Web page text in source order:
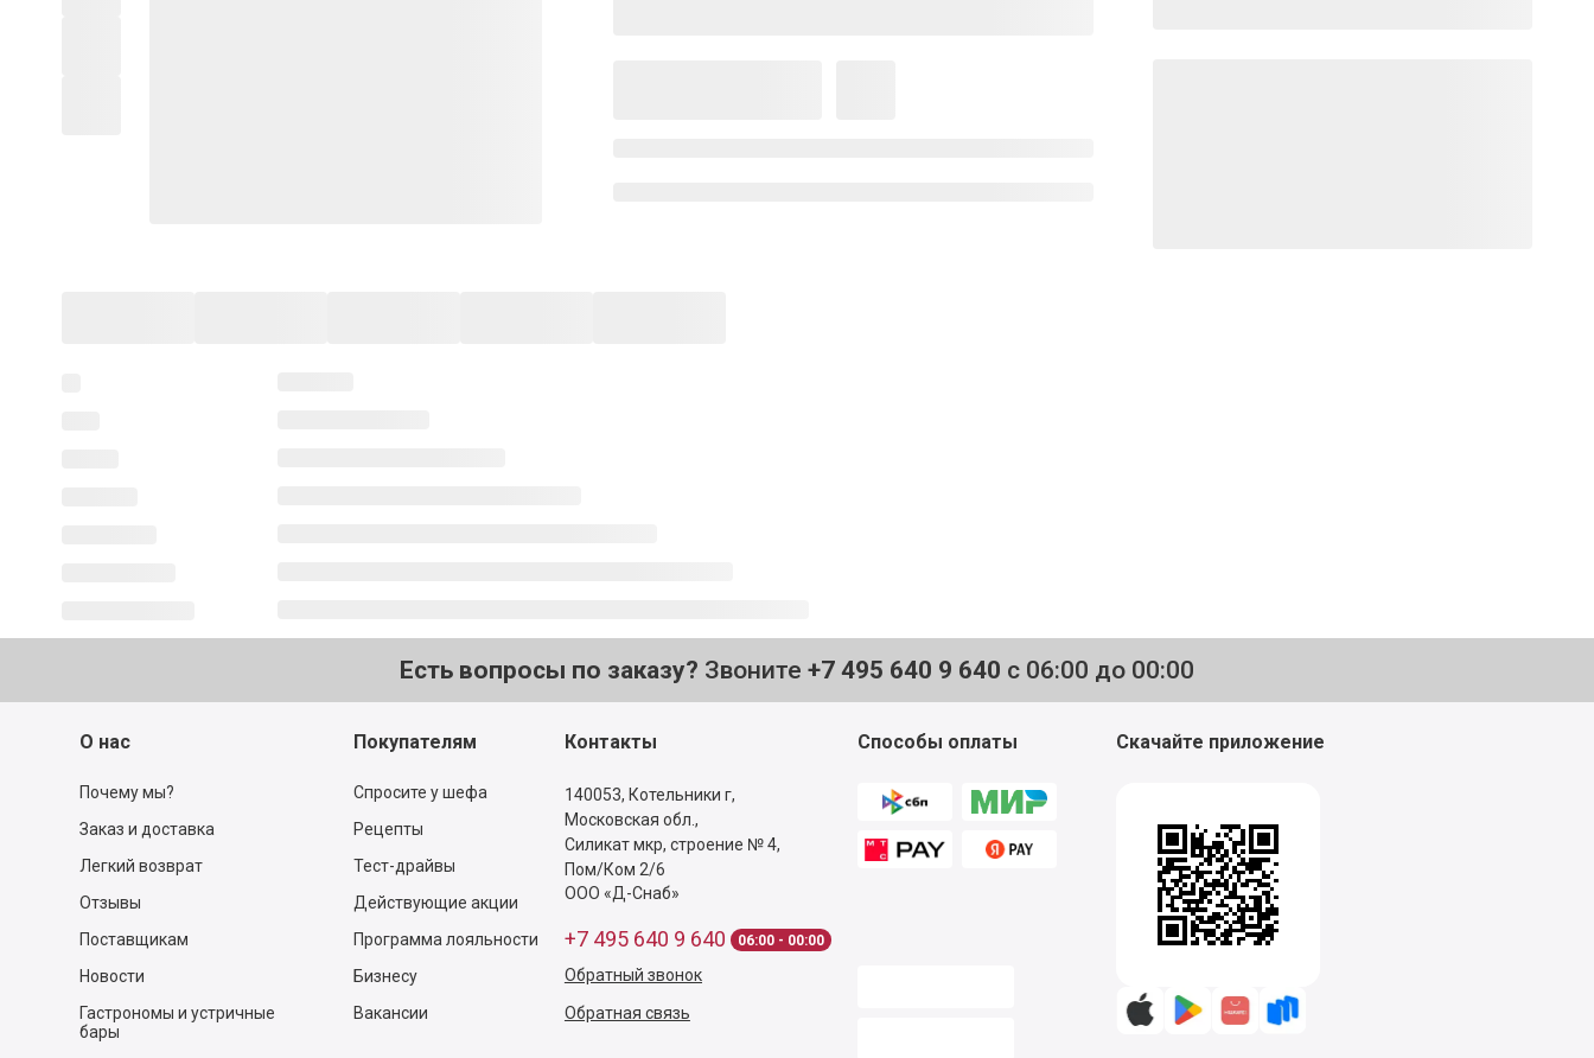
Есть вопросы по заказу? Звоните +7 495 640 9 640 с 06:00 до 00:00
О нас
Почему мы?
Заказ и доставка
Легкий возврат
Отзывы
Поставщикам
Новости
Гастрономы и устричные
бары
Покупателям
Спросите у шефа
Рецепты
Тест-драйвы
Действующие акции
Программа лояльности
Бизнесу
Вакансии
Контакты
140053, Котельники г,
Московская обл.,
Силикат мкр, строение № 4,
Пом/Ком 2/6
ООО «Д-Снаб»
+7 495 640 9 640 06:00 - 00:00
Обратный звонок
Обратная связь
Способы оплаты Скачайте приложение